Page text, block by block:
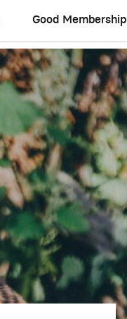
Good Membership